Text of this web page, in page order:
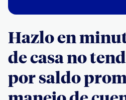
Hazlo en
de casa no
por saldo